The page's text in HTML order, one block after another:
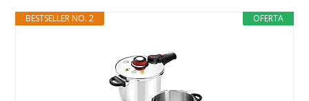
OFERTA
BESTSELLER NO. 2